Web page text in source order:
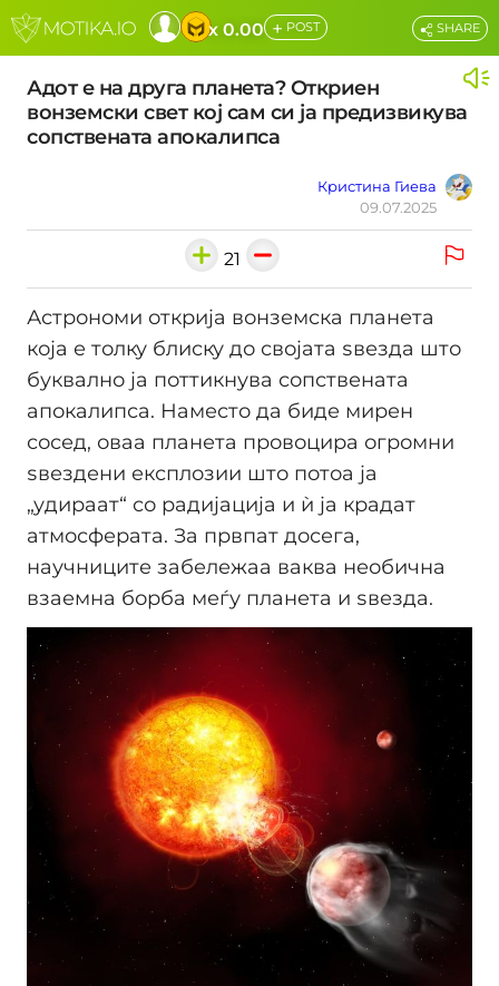
x 0.00 + POST
Адот е на друга планета? Откриен
вонземски свет кој сам си ја предизвикува
сопствената апокалипса
Кристина Гиева
09.07.2025
SHARE
21
Астрономи открија вонземска планета
која е толку блиску до својата ѕвезда што
буквално ја поттикнува сопствената
апокалипса. Наместо да биде мирен
сосед, оваа планета провоцира огромни
ѕвездени експлозии што потоа ја
„удираат“ со радијација и ѝ ја крадат
атмосферата. За првпат досега,
научниците забележаа ваква необична
взаемна борба меѓу планета и ѕвезда.